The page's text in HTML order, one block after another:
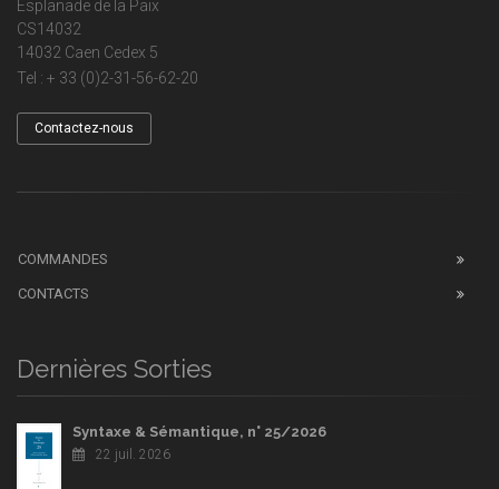
Esplanade de la Paix
CS14032
14032 Caen Cedex 5
Tel : + 33 (0)2-31-56-62-20
Contactez-nous
COMMANDES
CONTACTS
Dernières Sorties
Syntaxe & Sémantique, n° 25/2026
22 juil. 2026